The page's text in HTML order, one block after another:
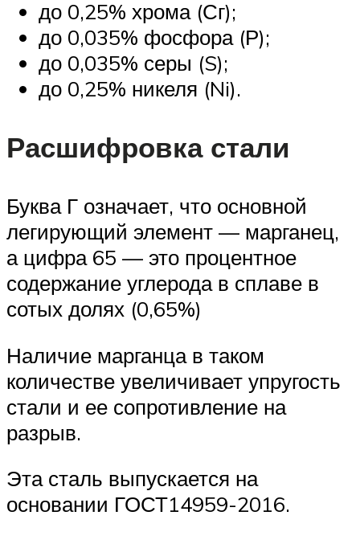
до 0,25% хрома (Сг);
до 0,035% фосфора (Р);
до 0,035% серы (S);
до 0,25% никеля (Ni).
Расшифровка стали
Буква Г означает, что основной
легирующий элемент — марганец,
а цифра 65 — это процентное
содержание углерода в сплаве в
сотых долях (0,65%)
Наличие марганца в таком
количестве увеличивает упругость
стали и ее сопротивление на
разрыв.
Эта сталь выпускается на
основании ГОСТ14959-2016.